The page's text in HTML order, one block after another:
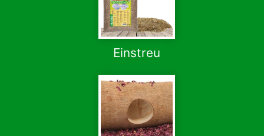
Einstreu